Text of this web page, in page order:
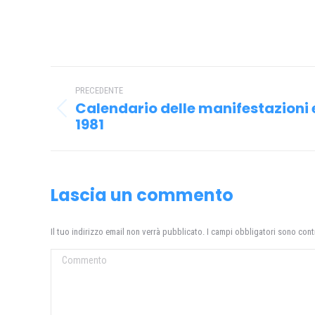
Naviga
traPRECEDENTE
Post
precedente:
Calendario delle manifestazioni
1981
Lascia un commento
Il tuo indirizzo email non verrà pubblicato. I campi obbligatori sono
Commento